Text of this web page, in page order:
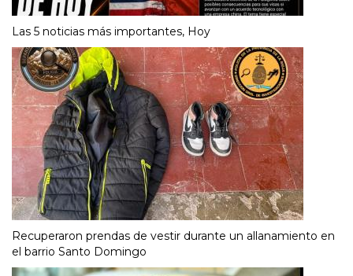
Las 5 noticias más importantes, Hoy
Recuperaron prendas de vestir durante un allanamiento en
el barrio Santo Domingo